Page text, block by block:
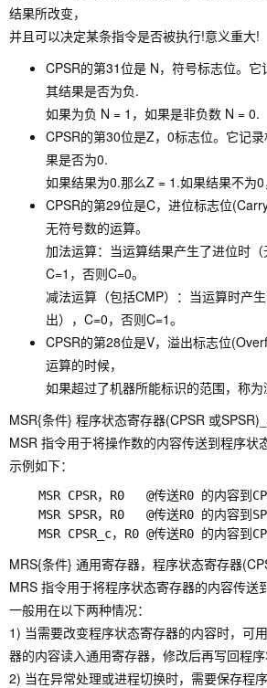
结果所改变，
并且可以决定某条指令是否被执行!意义重大!
CPSR的第31位是 N，符号标志位。它
其结果是否为负.
如果为负 N = 1，如果是非负数 N = 0.
CPSR的第30位是Z，0标志位。它记
果是否为0.
如果结果为0.那么Z = 1.如果结果不为
CPSR的第29位是C，进位标志位
无符号数的运算。
加法运算：当运算结果产生了进位时（
C=1，否则C=0。
减法运算（包括CMP）：当运算时产
出），C=0，否则C=1。
CPSR的第28位是V，溢出标志位
运算的时候，
如果超过了机器所能标识的范围，称为
MSR{条件} 程序状态寄存器(CPSR 或
MSR 指令用于将操作数的内容传送到程序状
示例如下：
MRS{条件} 通用寄存器，程序状态寄存器
MRS 指令用于将程序状态寄存器的内容传送
一般用在以下两种情况：
1) 当需要改变程序状态寄存器的内容时，可
器的内容读入通用寄存器，修改后再写回程序
2) 当在异常处理或进程切换时，需要保存程